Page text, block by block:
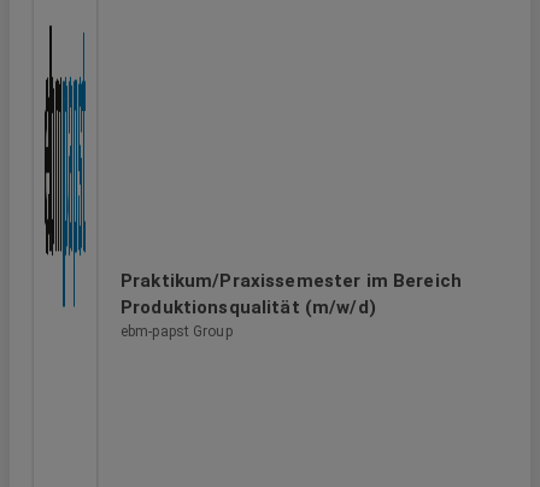
Praktikum/Praxissemester im Bereich
Produktionsqualität (m/w/d)
ebm-papst Group